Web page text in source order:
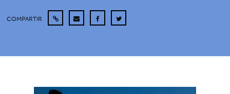
COMPARTIR